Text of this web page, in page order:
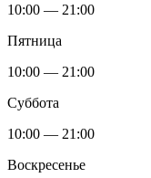
10:00 — 21:00
Пятница
10:00 — 21:00
Суббота
10:00 — 21:00
Воскресенье